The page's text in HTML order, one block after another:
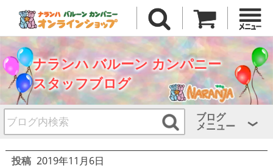
ナランハ バルーン カンパニー
スタッフブログ
ブログ
メニュー
投稿 2019年11月6日